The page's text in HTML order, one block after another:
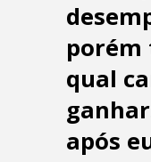
porém
qual
após